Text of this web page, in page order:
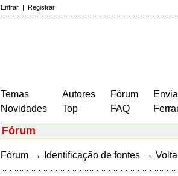
Entrar | Registrar
Temas
Novidades
Autores
Top
Fórum
FAQ
Fórum
Fórum → Identificação de fontes →